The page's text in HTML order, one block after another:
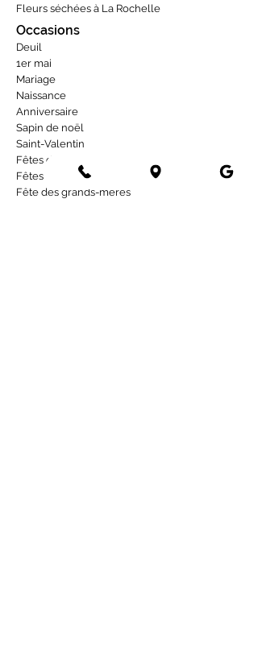
Fleurs séchées à La Rochelle
Occasions
Deuil
1er mai
Mariage
Naissance
Anniversaire
Sapin de noël
Saint-Valentin
Fêtes des pères
Fêtes des mères
​Fête des grands-mères